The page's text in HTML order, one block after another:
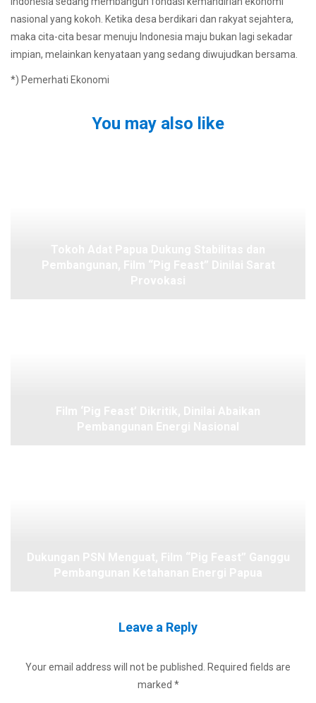
nasional yang kokoh. Ketika desa berdikari dan rakyat sejahtera,
maka cita-cita besar menuju Indonesia maju bukan lagi sekadar
impian, melainkan kenyataan yang sedang diwujudkan bersama.
*) Pemerhati Ekonomi
You may also like
Leave a Reply
Your email address will not be published. Required fields are
marked *